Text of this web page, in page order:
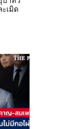
เมิด